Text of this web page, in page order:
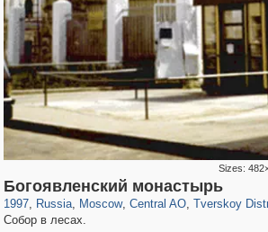
Sizes:
Богоявленский монастырь
1997, Russia
1,406,852 29,243
, Moscow
319,861 8,286
, Central AO
160,009 5,916
, Tverskoy
53,052
Собор в лесах.